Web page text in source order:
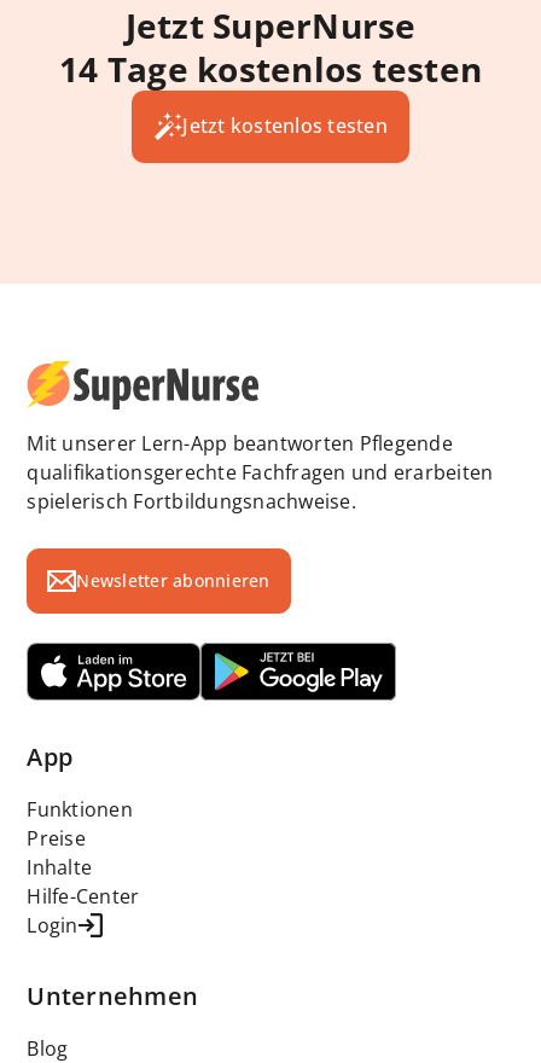
Jetzt SuperNurse
14 Tage kostenlos testen
Jetzt kostenlos testen
Mit unserer Lern-App beantworten Pflegende
qualifikationsgerechte Fachfragen und erarbeiten
spielerisch Fortbildungsnachweise.
Newsletter abonnieren
App
Funktionen
Preise
Inhalte
Hilfe-Center
Login
Unternehmen
Blog